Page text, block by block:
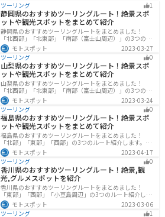
ツーリング 1
静岡県のおすすめツーリングルート！絶景スポ
ットや観光スポットをまとめて紹介
静岡県のおすすめツーリングルートをまとめました！
「北西部」「北東部」「南部（富士山周辺）」の3つのル
ート紹介します。富士山を中心に自然豊かな景色や食事
を楽しめるスポットが多数あります。バイクで静岡県に
ツーリングに行く際は参考にしてください。
モトスポット
2023-03-27
ツーリング
0
山梨県のおすすめツーリングルート！絶景スポ
ットや観光スポットをまとめて紹介
山梨県のおすすめツーリングルートをまとめました！
「北西部」「北東部」「南部（富士山周辺）」の3つのル
ート紹介します。富士山を中心に自然豊かな景色や食事
を楽しめるスポットが多数あります。バイクで山梨県に
ツーリングに行く際は参考にしてください。
モトスポット
2023-03-24
ツーリング
0
福島県のおすすめツーリングルート！絶景スポ
ットや観光スポットをまとめて紹介
福島県のおすすめツーリングルートをまとめました！
「北部」「東部」「西部」の3つのルート紹介します。内
陸部には山々が連なり、海岸線は太平洋に面してるので
観光スポットが多数あります。バイクで福島県にツーリ
ングに行く際は参考にしてください。
モトスポット
2023-04-17
ツーリング
0
香川県のおすすめツーリングルート！絶景,観
光,グルメスポットを紹介
香川県のおすすめツーリングルートをまとめました！
「東部」「西部」「小豆島周辺」の3つのルート紹介しま
す。自然豊かな山から海、絶品グルメを満喫するツーリ
ングができます。バイクで香川県にツーリングに行く際
モトスポット
2023-03-06
ツーリング
1